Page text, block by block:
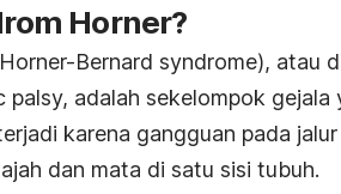
Horner?
Bernard syndrome), atau
adalah sekelompok gejala
karena gangguan pada
dan mata di satu sisi tubuh.